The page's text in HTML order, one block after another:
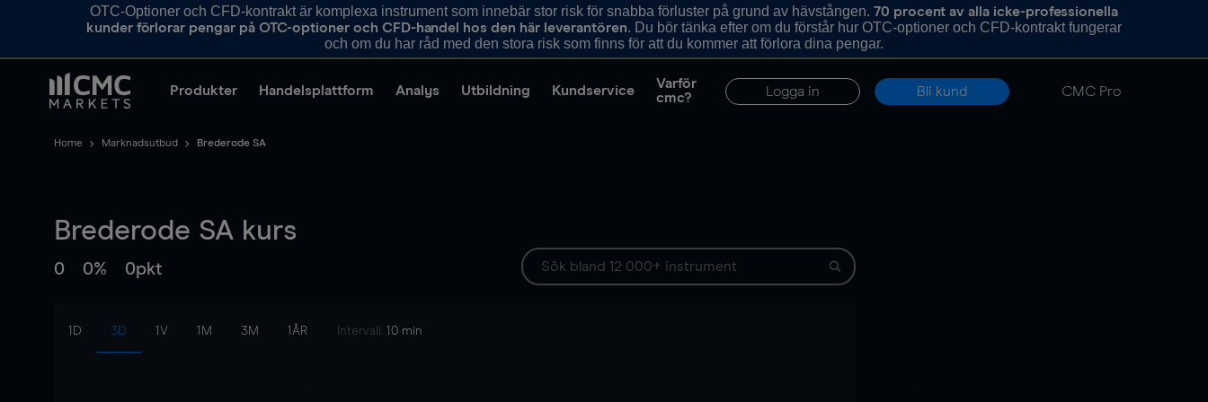
OTC-Optioner och CFD-kontrakt är komplexa instrument som innebär stor risk för snabba förluster på grund av hävstången. 70 procent av alla icke-professionella
kunder förlorar pengar på OTC-optioner och CFD-handel hos den här leverantören. Du bör tänka efter om du förstår hur OTC-optioner och CFD-kontrakt fungerar
och om du har råd med den stora risk som finns för att du kommer att förlora dina pengar.
Produkter Handelsplattform Analys Utbildning Kundservice
Varför
cmc?
Logga in Bli kund CMC Pro
Home Marknadsutbud Brederode SA
Brederode SA kurs
0 0% 0pkt
1D 3D 1V 1M 3M 1ÅR Intervall: 10 min